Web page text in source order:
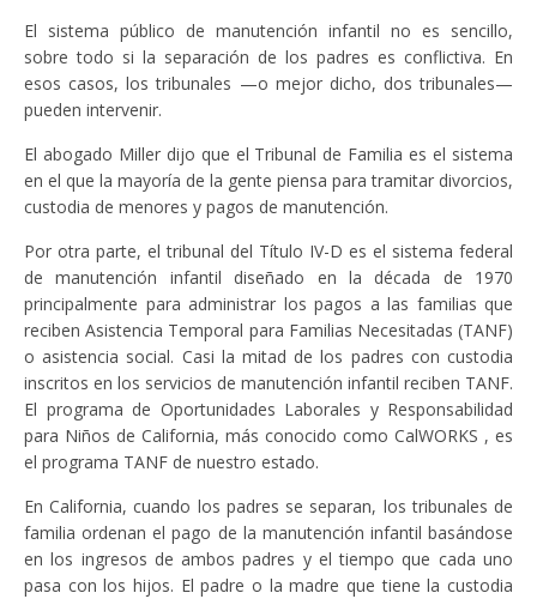
El sistema público de manutención infantil no es sencillo,
sobre todo si la separación de los padres es conflictiva. En
esos casos, los tribunales —o mejor dicho, dos tribunales—
pueden intervenir.
El abogado Miller dijo que el Tribunal de Familia es el sistema
en el que la mayoría de la gente piensa para tramitar divorcios,
custodia de menores y pagos de manutención.
Por otra parte, el tribunal del Título IV-D es el sistema federal
de manutención infantil diseñado en la década de 1970
principalmente para administrar los pagos a las familias que
reciben Asistencia Temporal para Familias Necesitadas (TANF)
o asistencia social. Casi la mitad de los padres con custodia
inscritos en los servicios de manutención infantil reciben TANF.
El programa de Oportunidades Laborales y Responsabilidad
para Niños de California, más conocido como CalWORKS , es
el programa TANF de nuestro estado.
En California, cuando los padres se separan, los tribunales de
familia ordenan el pago de la manutención infantil basándose
en los ingresos de ambos padres y el tiempo que cada uno
pasa con los hijos. El padre o la madre que tiene la custodia